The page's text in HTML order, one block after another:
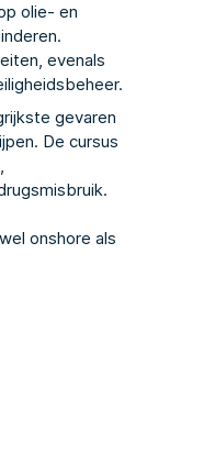
olie- en
evenals
gevaren
De cursus
onshore als